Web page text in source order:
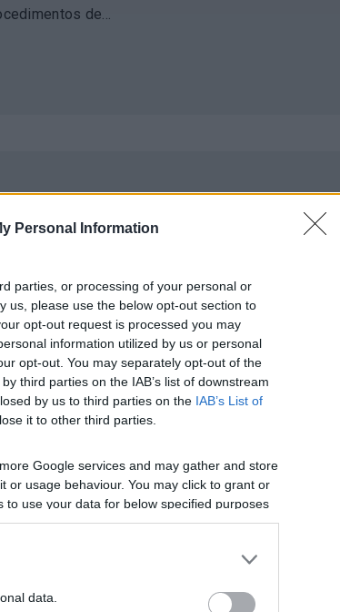
Personal Information
parties, or processing of your personal or
us, please use the below opt-out section to
opt-out request is processed you may
information utilized by us or personal
opt-out. You may separately opt-out of the
third parties on the IAB’s list of downstream
by us to third parties on the IAB’s List of
it to other third parties.
Google services and may gather and store
or usage behaviour. You may click to grant or
use your data for below specified purposes
data.
de...